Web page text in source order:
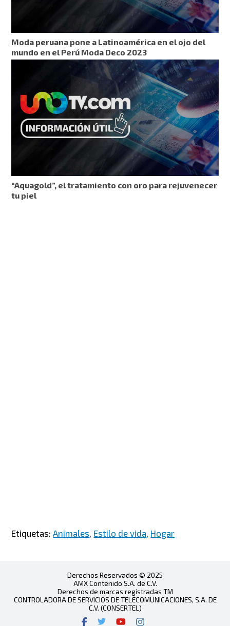
Moda peruana pone a Latinoamérica en el ojo del
mundo en el Perú Moda Deco 2023
“Aquagold”, el tratamiento con oro para rejuvenecer
tu piel
Etiquetas:Animales Estilo de vida Hogar
Derechos Reservados © 2025
AMX Contenido S.A. de C.V.
Derechos de marcas registradas TM
CONTROLADORA DE SERVICIOS DE TELECOMUNICACIONES, S.A. DE
C.V. (CONSERTEL)